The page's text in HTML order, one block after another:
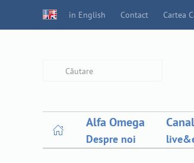
in English Contact Cartea
Alfa Omega
Despre noi